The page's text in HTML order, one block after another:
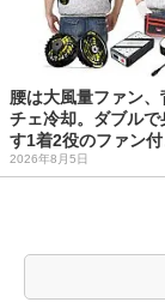
腰は大風量ファン
チェ冷却。ダブルで
す1着2役のファン
2026年8月5日